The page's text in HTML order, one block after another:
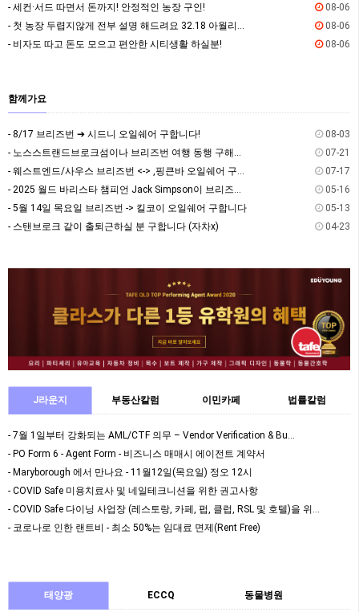
- 세컨·서드 따면서 돈까지! 안정적인 농장 구인!
08-06
08-06
- 비자도 따고 돈도 모으고 편안한 시티생활 하실분!
08-06
함께가요
- 8/17 브리즈번 ➔ 시드니 오일쉐어 구합니다!
08-03
07-21
07-17
05-16
- 5월 14일 목요일 브리즈번 -> 킬코이 오일쉐어 구합니다
05-13
- 스탠브로크 같이 출퇴근하실 분 구합니다 (자차x)
04-23
J라운지 부동산칼럼 이민카페 법률칼럼
- 7월 1일부터 강화되는 AML/CTF 의무 – Vendor Verification & Bu…
- PO Form 6 - Agent Form - 비즈니스 매매시 에이전트 계약서
- Maryborough 에서 만나요 - 11월12일(목요일) 정오 12시
- COVID Safe 미용치료사 및 네일테크니션을 위한 권고사항
- COVID Safe 다이닝 사업장 (레스토랑, 카페, 펍, 클럽, RSL 및 호텔)을 위…
- 코로나로 인한 랜트비 - 최소 50%는 임대료 면제(Rent Free)
태양광 ECCQ 동물병원